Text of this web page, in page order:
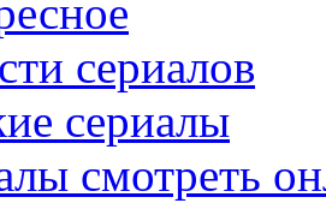
сериалов
сериалы
смотреть